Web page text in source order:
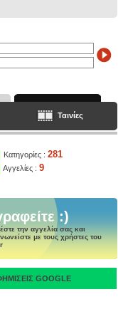
Ταινίες
Κατηγορίες : 281
Αγγελίες : 9
:)
την αγγελία σας και
με τους χρήστες του
GOOGLE